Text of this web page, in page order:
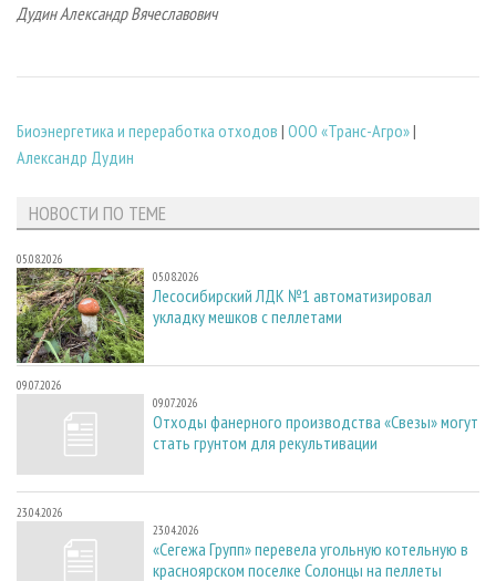
Дудин Александр Вячеславович
Биoэнергетика и переработка отходов | ООО «Транс-Агро»|
Александр Дудин
НОВОСТИ ПО ТЕМЕ
05.08.2026
05.08.2026
Лесосибирский ЛДК №1 автоматизировал
укладку мешков с пеллетами
09.07.2026
09.07.2026
Отходы фанерного производства «Свезы» могут
стать грунтом для рекультивации
23.04.2026
23.04.2026
«Сегежа Групп» перевела угольную котельную в
красноярском поселке Солонцы на пеллеты